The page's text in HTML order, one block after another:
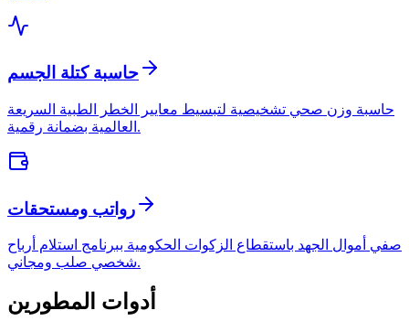
حاسبة كتلة الجسم
حاسبة وزن صحي تشخيصية لتبسيط معايير الخطر الطبية السريعة
العالمية بضمانة رقمية.
رواتب ومستحقات
صفي أموال الجهد باستقطاع الزكوات الحكومية ببرنامج استلام أرباح
شخصي صلب ومجاني.
أدوات المطورين